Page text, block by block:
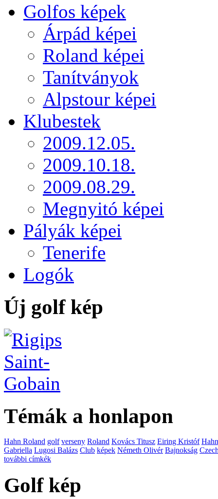
Golfos képek
Árpád képei
Roland képei
Tanítványok
Alpstour képei
Klubestek
2009.12.05.
2009.10.18.
2009.08.29.
Megnyitó képei
Pályák képei
Tenerife
Logók
Új golf kép
Témák a honlapon
Hahn Roland golf verseny Roland Kovács Titusz Eiring Kristóf Hahn
Gabriella Lugosi Balázs Club képek Németh Olivér Bajnokság
további címkék
Golf kép